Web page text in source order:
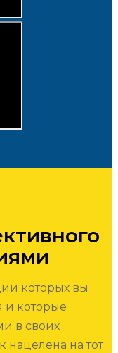
которых вы
и которые
в своих
нацелена на тот